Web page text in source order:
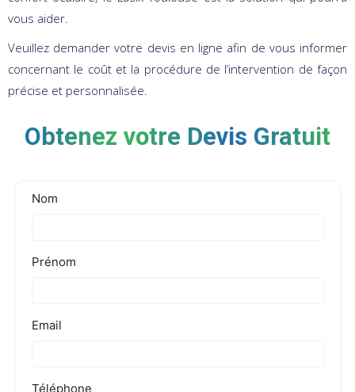
vous aider.
Veuillez demander votre devis en ligne afin de vous informer
concernant le coût et la procédure de l’intervention de façon
précise et personnalisée.
Obtenez votre Devis Gratuit